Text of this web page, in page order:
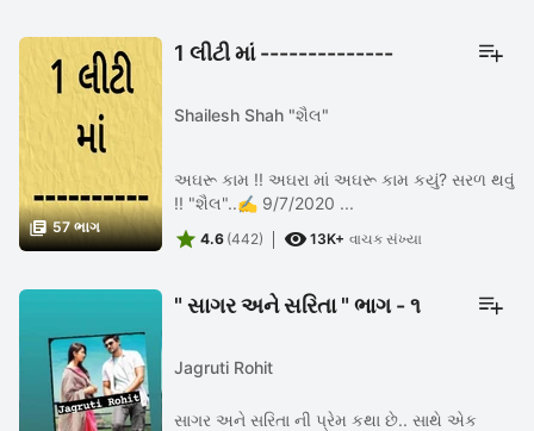
 57 ભાગ
1 લીટી માં --------------
Shailesh Shah "શૈલ"
અઘરૂ કામ !! અઘરા માં અઘરૂ કામ કયું? સરળ થવું
!! "શૈલ"..✍️ 9/7/2020 ...
 4.6 (442)  13K+ વાચક સંખ્યા
" સાગર અને સરિતા " ભાગ - ૧
Jagruti Rohit
સાગર અને સરિતા ની પ્રેમ કથા છે.. સાથે એક